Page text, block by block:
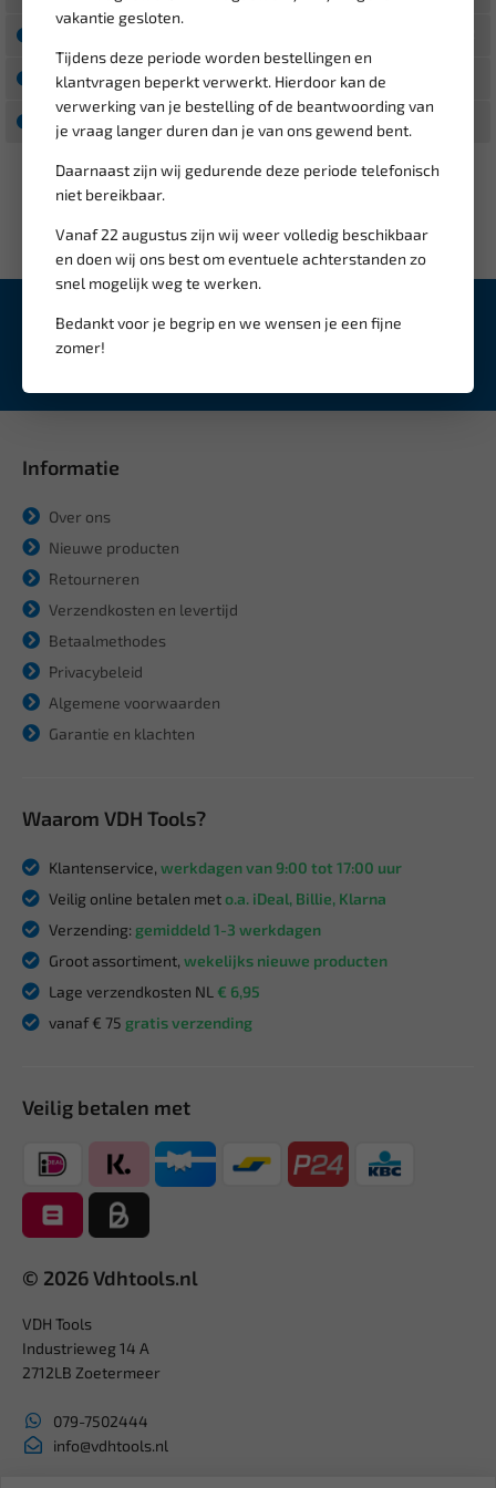
vakantie gesloten.
Tijdens deze periode worden bestellingen en
klantvragen beperkt verwerkt. Hierdoor kan de
verwerking van je bestelling of de beantwoording van
je vraag langer duren dan je van ons gewend bent.
Daarnaast zijn wij gedurende deze periode telefonisch
niet bereikbaar.
Vanaf 22 augustus zijn wij weer volledig beschikbaar
en doen wij ons best om eventuele achterstanden zo
snel mogelijk weg te werken.
Bedankt voor je begrip en we wensen je een fijne
zomer!
Januari 2021
Oktober 2020
Schrijf je in voor onzenieuwsbrief
Informatie
Over ons
Nieuwe producten
Retourneren
Verzendkosten en levertijd
Betaalmethodes
Privacybeleid
Algemene voorwaarden
Garantie en klachten
Waarom VDH Tools?
Klantenservice, werkdagen van 9:00 tot 17:00 uur
Veilig online betalen meto.a. iDeal, Billie, Klarna
Verzending: gemiddeld 1-3 werkdagen
Groot assortiment, wekelijks nieuwe producten
Lage verzendkosten NL € 6,95
vanaf € 75 gratis verzending
Veilig betalen met
© 2026 Vdhtools.nl
VDH Tools
Industrieweg 14 A
2712LB Zoetermeer
079-7502444
info@vdhtools.nl